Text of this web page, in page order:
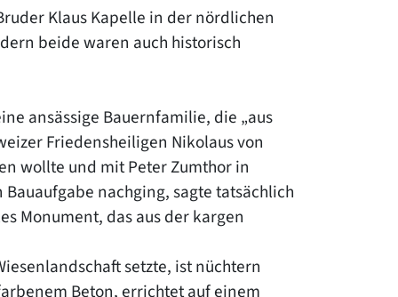
Klaus Kapelle in der nördlichen
beide waren auch historisch
ansässige Bauernfamilie, die „aus
Friedensheiligen Nikolaus von
wollte und mit Peter Zumthor in
nachging, sagte tatsächlich
Monument, das aus der kargen
setzte, ist nüchtern
Beton, errichtet auf einem